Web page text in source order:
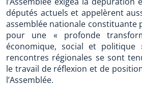
députés actuels et appelèrent
assemblée nationale constituante
pour une « profonde
économique, social et
rencontres régionales se sont
le travail de réflexion et de
l’Assemblée.